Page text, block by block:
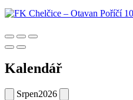
Kalendář
Srpen2026